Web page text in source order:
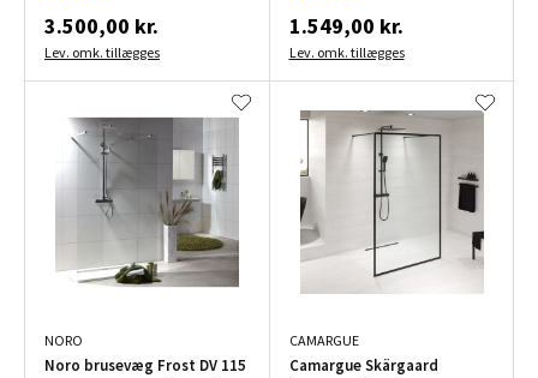
3.500,00 kr.
Lev. omk. tillægges
1.549,00 kr.
Lev. omk. tillægges
NORO
Noro brusevæg Frost DV 115
CAMARGUE
Camargue Skärgaard